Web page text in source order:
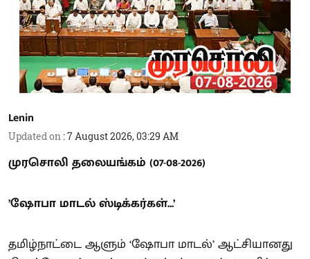
Lenin
Updated on :7 August 2026, 03:29 AM
முரசொலி தலையங்கம் (07-08-2026)
’ஷோபா மாடல் ஸ்டிக்கர்கள்...’
தமிழ்நாட்டை ஆளும் ‘ஷோபா மாடல்’ ஆட்சியானது